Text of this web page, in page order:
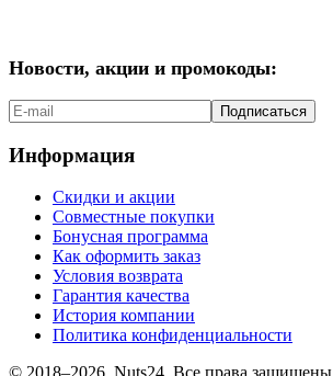
Новости, акции и промокоды:
Подписаться
Информация
Скидки и акции
Совместные покупки
Бонусная программа
Как оформить заказ
Условия возврата
Гарантия качества
История компании
Политика конфиденциальности